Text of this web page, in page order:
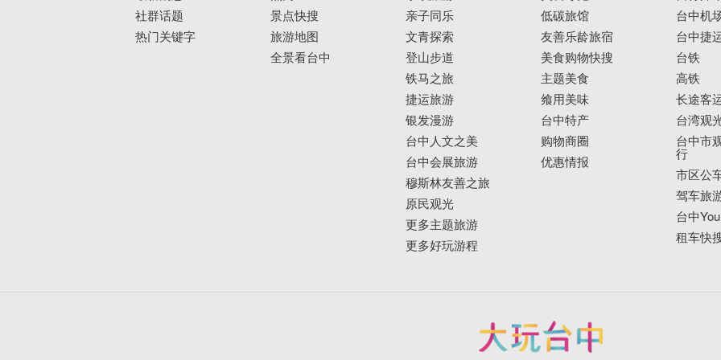
社群话题
热门关键字
景点快搜
旅游地图
全景看台中
亲子同乐
文青探索
登山步道
铁马之旅
捷运旅游
银发漫游
台中人文之美
台中会展旅游
穆斯林友善之旅
原民观光
更多主题旅游
更多好玩游程
低碳旅馆
友善乐龄旅宿
美食购物快搜
主题美食
飨用美味
台中特产
购物商圈
优惠情报
台中机
台中捷
台铁
高铁
长途客
台湾观
台中市
行
市区公
驾车旅
台中
租车快